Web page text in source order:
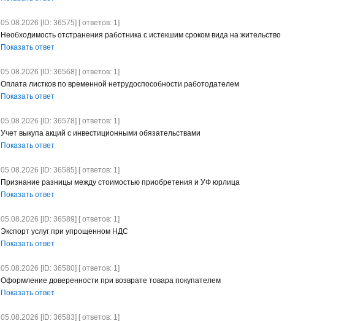
05.08.2026 [ID: 36575] [ ответов: 1]
Необходимость отстранения работника с истекшим сроком вида на жительство
Показать ответ
05.08.2026 [ID: 36568] [ ответов: 1]
Оплата листков по временной нетрудоспособности работодателем
Показать ответ
05.08.2026 [ID: 36578] [ ответов: 1]
Учет выкупа акций с инвестиционными обязательствами
Показать ответ
05.08.2026 [ID: 36585] [ ответов: 1]
Признание разницы между стоимостью приобретения и УФ юрлица
Показать ответ
05.08.2026 [ID: 36589] [ ответов: 1]
Экспорт услуг при упрощенном НДС
Показать ответ
05.08.2026 [ID: 36580] [ ответов: 1]
Оформление доверенности при возврате товара покупателем
Показать ответ
05.08.2026 [ID: 36583] [ ответов: 1]